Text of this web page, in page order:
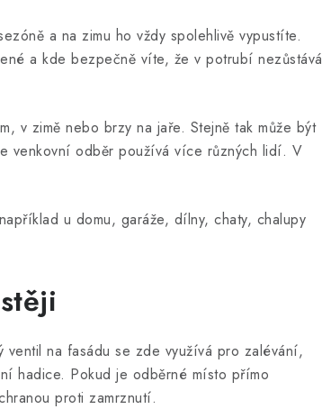
a na zimu ho vždy spolehlivě vypustíte.
a kde bezpečně víte, že v potrubí nezůstává
v zimě nebo brzy na jaře. Stejně tak může být
venkovní odběr používá více různých lidí. V
u domu, garáže, dílny, chaty, chalupy
ventil na fasádu se zde využívá pro zalévání,
hadice. Pokud je odběrné místo přímo
proti zamrznutí.